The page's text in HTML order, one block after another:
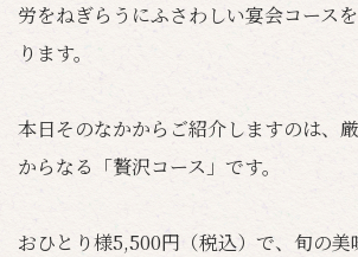
労をねぎらうにふさわしい宴会コース
ります。
本日そのなかからご紹介しますのは、
からなる「贅沢コース」です。
おひとり様5,500円（税込）で、旬の美